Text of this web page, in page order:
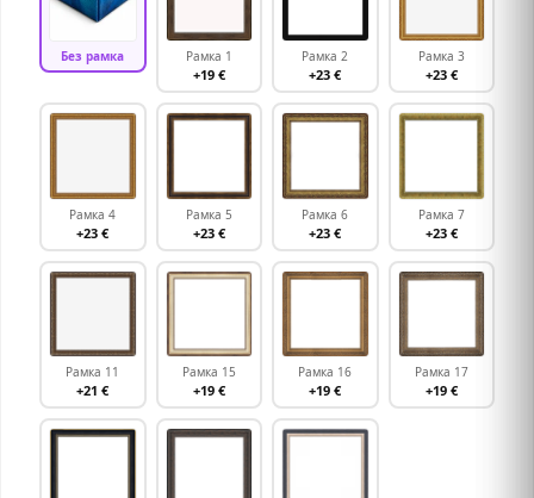
Без рамка Рамка 1
+19 €
Рамка 2
+23 €
Рамка 3
+23 €
Рамка 4
+23 €
Рамка 5
+23 €
Рамка 6
+23 €
Рамка 7
+23 €
Рамка 11
+21 €
Рамка 15
+19 €
Рамка 16
+19 €
Рамка 17
+19 €